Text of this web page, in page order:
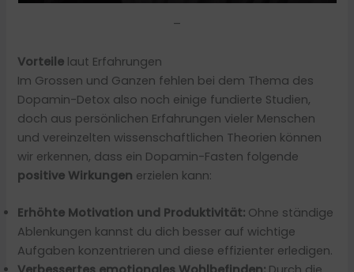
–
Vorteile laut Erfahrungen
Im Grossen und Ganzen fehlen bei dem Thema des
Dopamin-Detox also noch einige fundierte Studien,
doch aus persönlichen Erfahrungen vieler Menschen
und vereinzelten wissenschaftlichen Theorien können
wir erkennen, dass ein Dopamin-Fasten folgende
positive Wirkungen erzielen kann:
Erhöhte Motivation und Produktivität: Ohne ständige
Ablenkungen kannst du dich besser auf wichtige
Aufgaben konzentrieren und diese effizienter erledigen.